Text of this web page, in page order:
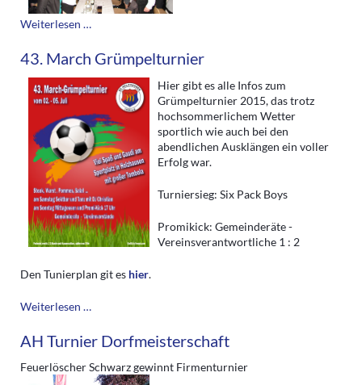
Weiterlesen …
43. March Grümpelturnier
Hier gibt es alle Infos zum
Grümpelturnier 2015, das trotz
hochsommerlichem Wetter
sportlich wie auch bei den
abendlichen Ausklängen ein voller
Erfolg war.
Turniersieg: Six Pack Boys
Promikick: Gemeinderäte -
Vereinsverantwortliche 1 : 2
Den Tunierplan git es hier.
Weiterlesen …
Grümpelturnier
AH Turnier Dorfmeisterschaft
Feuerlöscher Schwarz gewinnt Firmenturnier